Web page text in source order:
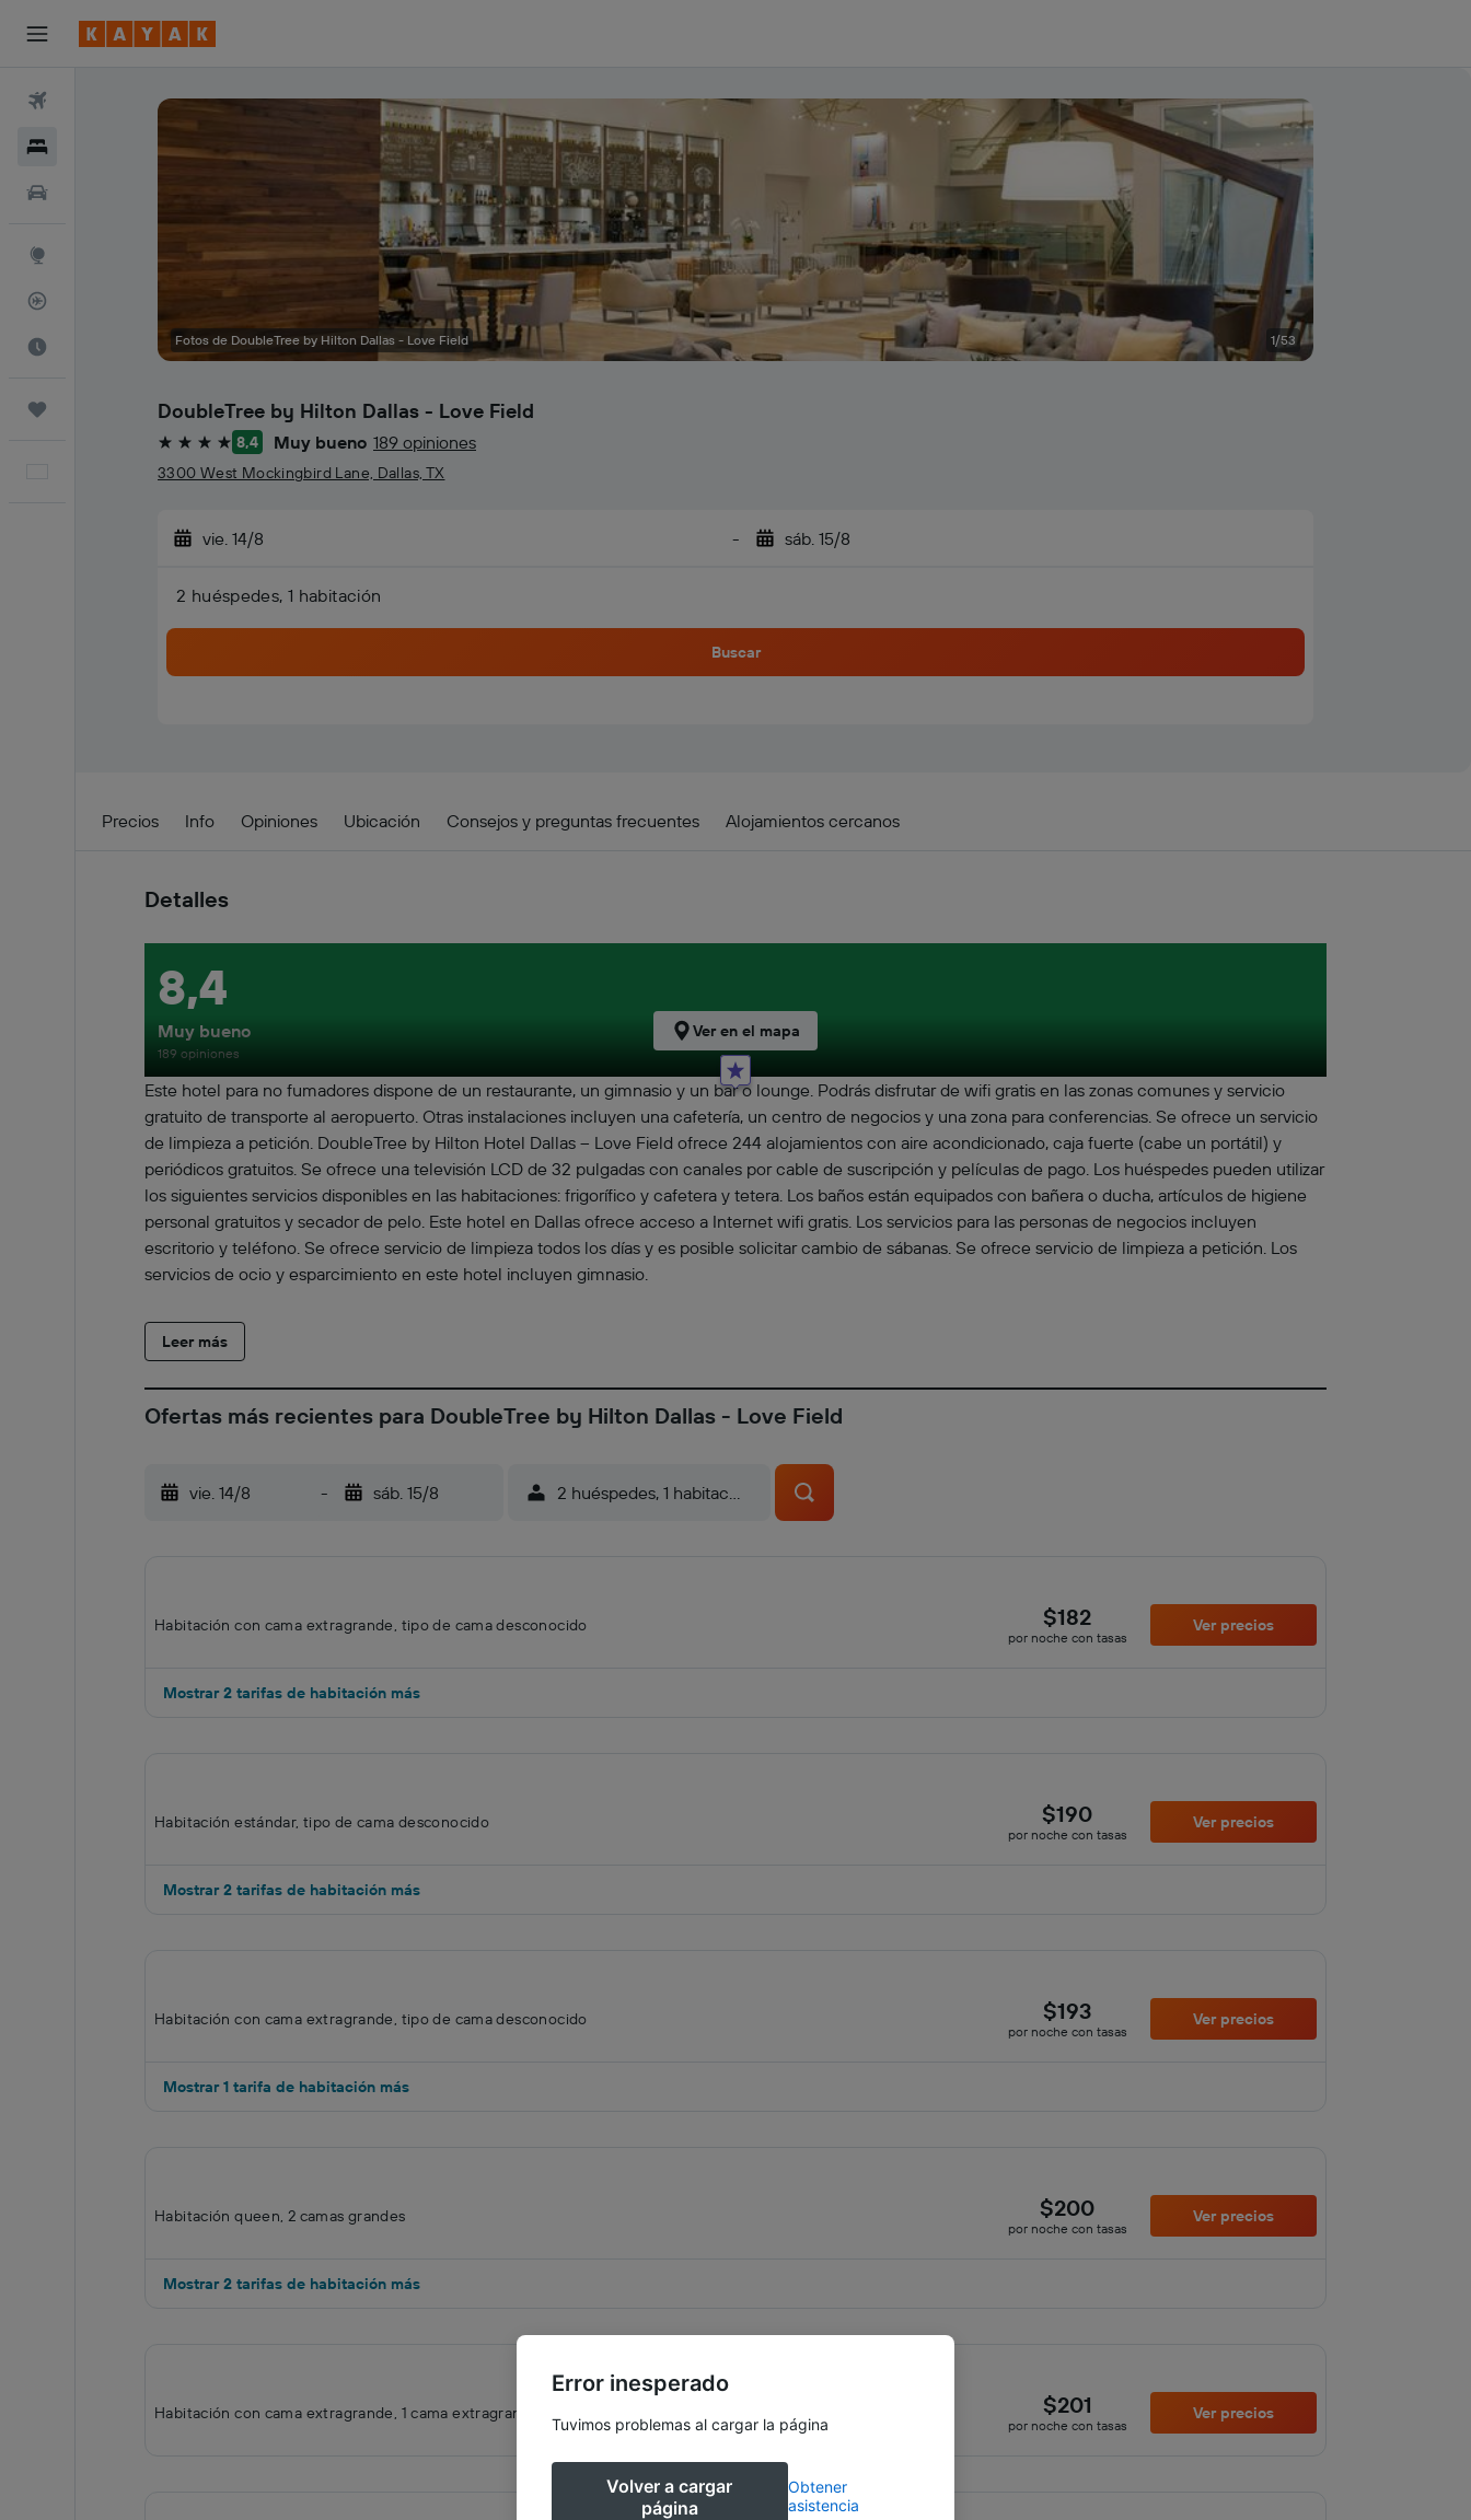
DoubleTree by Hilton Dallas - Love Field
4 estrellas8,4 Muy bueno 189 opiniones
3300 West Mockingbird Lane, Dallas, TX
vie. 14/8 - sáb. 15/8
2 huéspedes, 1 habitación
Buscar
Fotos de DoubleTree by Hilton Dallas - Love Field 1/53
Precios Info Opiniones Ubicación Consejos y preguntas frecuentes Alojamientos cercanos
Detalles
Este hotel para no fumadores dispone de un restaurante, un gimnasio y un bar o lounge. Podrás disfrutar de wifi gratis en las zonas comunes y servicio
gratuito de transporte al aeropuerto. Otras instalaciones incluyen una cafetería, un centro de negocios y una zona para conferencias. Se ofrece un servicio
de limpieza a petición. DoubleTree by Hilton Hotel Dallas – Love Field ofrece 244 alojamientos con aire acondicionado, caja fuerte (cabe un portátil) y
periódicos gratuitos. Se ofrece una televisión LCD de 32 pulgadas con canales por cable de suscripción y películas de pago. Los huéspedes pueden utilizar
los siguientes servicios disponibles en las habitaciones: frigorífico y cafetera y tetera. Los baños están equipados con bañera o ducha, artículos de higiene
personal gratuitos y secador de pelo. Este hotel en Dallas ofrece acceso a Internet wifi gratis. Los servicios para las personas de negocios incluyen
escritorio y teléfono. Se ofrece servicio de limpieza todos los días y es posible solicitar cambio de sábanas. Se ofrece servicio de limpieza a petición. Los
servicios de ocio y esparcimiento en este hotel incluyen gimnasio.
Leer más
8,4
Muy bueno
189 opiniones
Ver en el mapa
Ofertas más recientes para DoubleTree by Hilton Dallas - Love Field
vie. 14/8 - sáb. 15/8 2 huéspedes, 1 habitación
Habitación con cama extragrande, tipo de cama desconocido $182
por noche con tasas
Ver precios
Mostrar 2 tarifas de habitación más
Habitación estándar, tipo de cama desconocido $190
por noche con tasas
Ver precios
Mostrar 2 tarifas de habitación más
Habitación con cama extragrande, tipo de cama desconocido $193
por noche con tasas
Ver precios
Mostrar 1 tarifa de habitación más
Habitación queen, 2 camas grandes $200
por noche con tasas
Ver precios
Mostrar 2 tarifas de habitación más
Habitación con cama extragrande, 1 cama extragrande $201
por noche con tasas
Ver precios
Error inesperado
Tuvimos problemas al cargar la página
Volver a cargar
página
Obtener
asistencia